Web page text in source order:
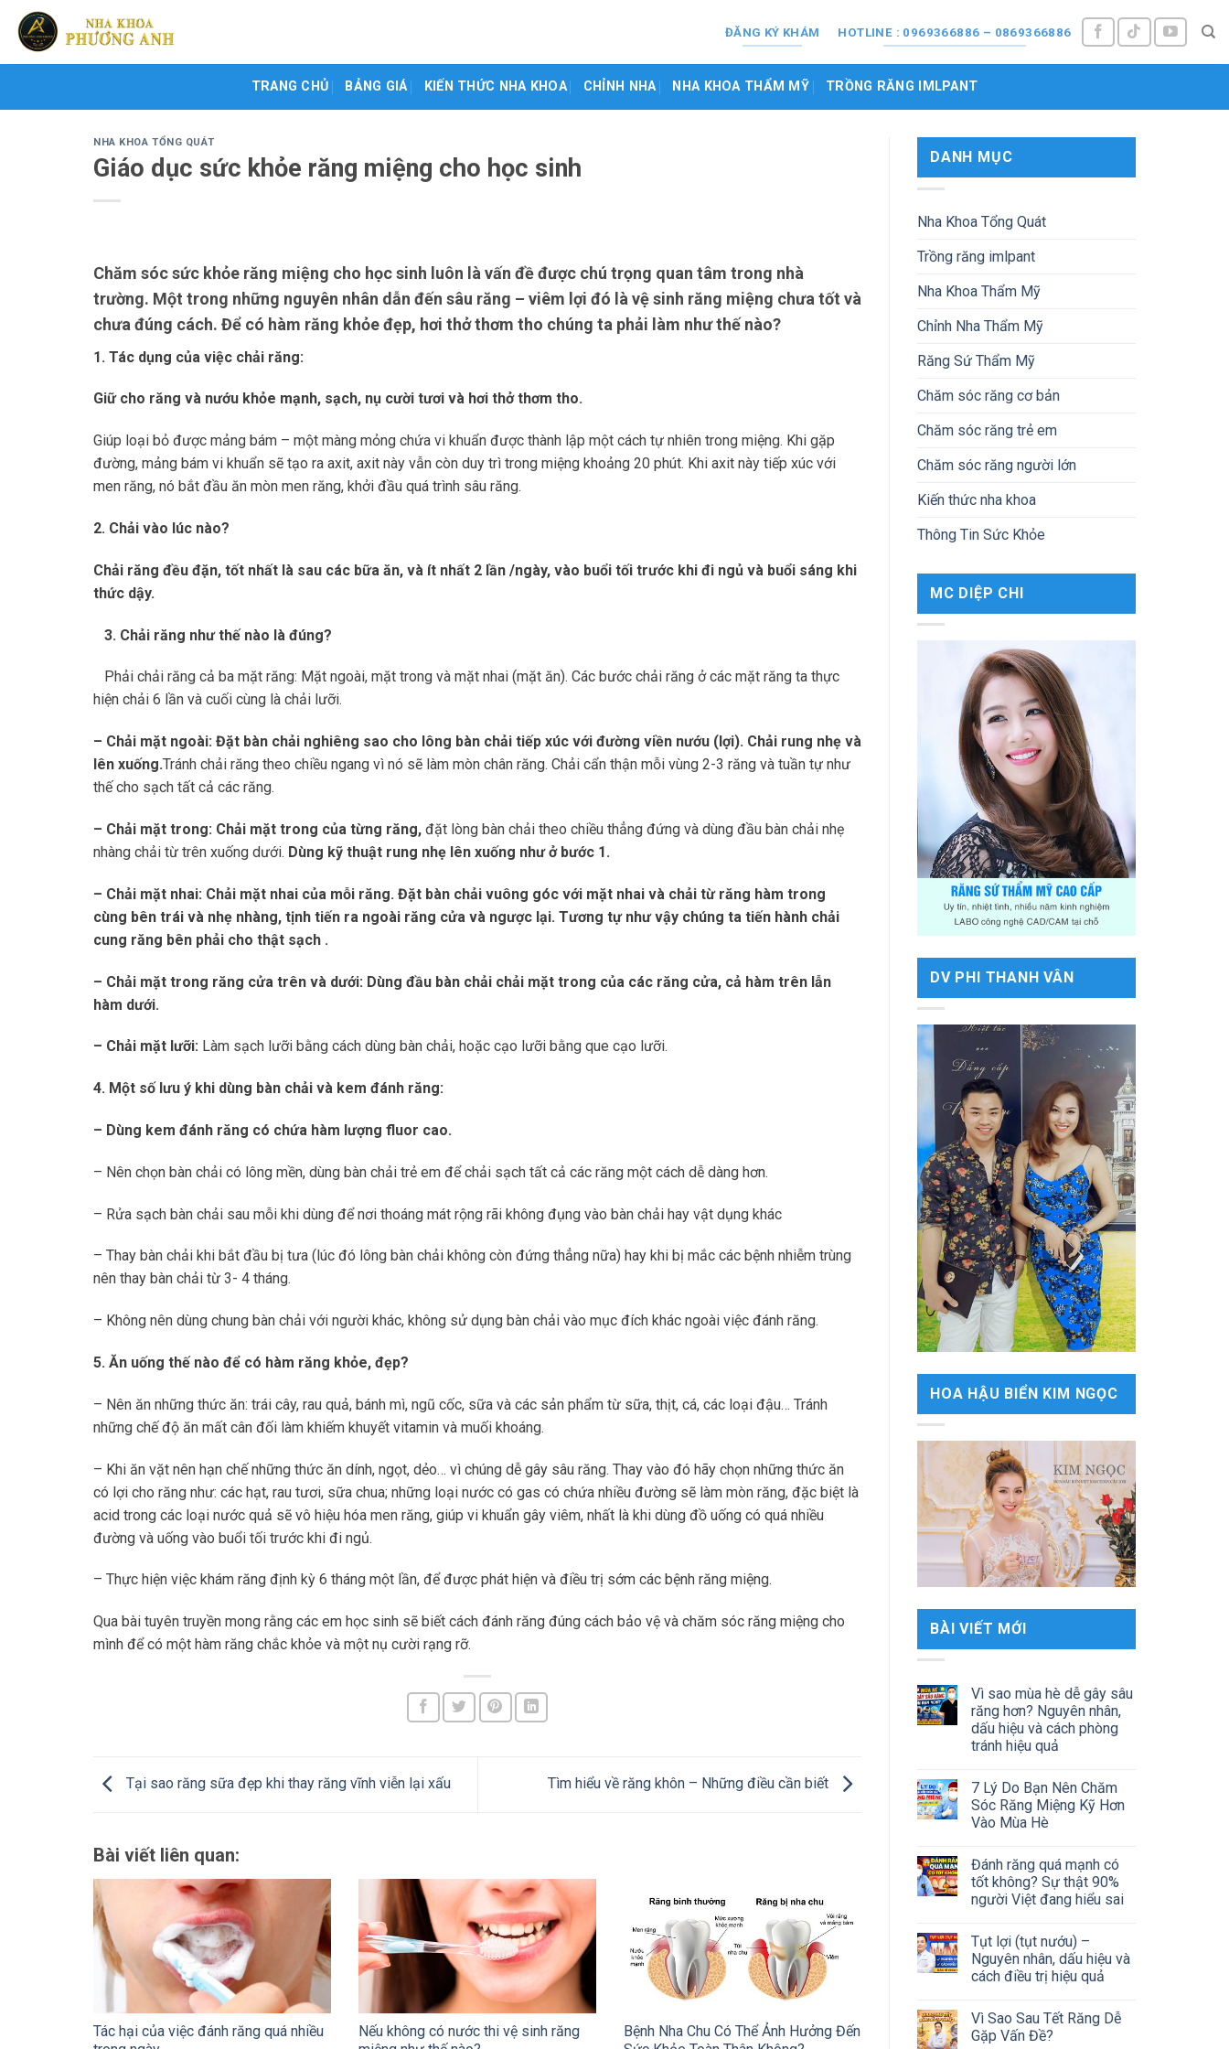
Skip
content
ĐĂNG KÝ KHÁM HOTLINE : 0969366886 – 0869366886
TRANG CHỦ BẢNG GIÁ KIẾN THỨC NHA KHOA CHỈNH NHA NHA KHOA THẨM MỸ TRỒNG RĂNG IMLPANT
NHA KHOA TỔNG QUÁT
Giáo dục sức khỏe răng miệng cho học sinh
Chăm sóc sức khỏe răng miệng cho học sinh luôn là vấn đề được chú trọng quan tâm trong nhà
trường. Một trong những nguyên nhân dẫn đến sâu răng – viêm lợi đó là vệ sinh răng miệng chưa tốt và
chưa đúng cách. Để có hàm răng khỏe đẹp, hơi thở thơm tho chúng ta phải làm như thế nào?
1. Tác dụng của việc chải răng:
Giữ cho răng và nướu khỏe mạnh, sạch, nụ cười tươi và hơi thở thơm tho.
Giúp loại bỏ được mảng bám – một màng mỏng chứa vi khuẩn được thành lập một cách tự nhiên trong miệng. Khi gặp
đường, mảng bám vi khuẩn sẽ tạo ra axit, axit này vẫn còn duy trì trong miệng khoảng 20 phút. Khi axit này tiếp xúc với
men răng, nó bắt đầu ăn mòn men răng, khởi đầu quá trình sâu răng.
2. Chải vào lúc nào?
Chải răng đều đặn, tốt nhất là sau các bữa ăn, và ít nhất 2 lần /ngày, vào buổi tối trước khi đi ngủ và buổi sáng khi
thức dậy.
3. Chải răng như thế nào là đúng?
Phải chải răng cả ba mặt răng: Mặt ngoài, mặt trong và mặt nhai (mặt ăn). Các bước chải răng ở các mặt răng ta thực
hiện chải 6 lần và cuối cùng là chải lưỡi.
– Chải mặt ngoài: Đặt bàn chải nghiêng sao cho lông bàn chải tiếp xúc với đường viền nướu (lợi). Chải rung nhẹ và
lên xuống.Tránh chải răng theo chiều ngang vì nó sẽ làm mòn chân răng. Chải cẩn thận mỗi vùng 2-3 răng và tuần tự như
thế cho sạch tất cả các răng.
– Chải mặt trong: Chải mặt trong của từng răng, đặt lòng bàn chải theo chiều thẳng đứng và dùng đầu bàn chải nhẹ
nhàng chải từ trên xuống dưới. Dùng kỹ thuật rung nhẹ lên xuống như ở bước 1.
– Chải mặt nhai: Chải mặt nhai của mỗi răng. Đặt bàn chải vuông góc với mặt nhai và chải từ răng hàm trong
cùng bên trái và nhẹ nhàng, tịnh tiến ra ngoài răng cửa và ngược lại. Tương tự như vậy chúng ta tiến hành chải
cung răng bên phải cho thật sạch .
– Chải mặt trong răng cửa trên và dưới: Dùng đầu bàn chải chải mặt trong của các răng cửa, cả hàm trên lẫn
hàm dưới.
– Chải mặt lưỡi: Làm sạch lưỡi bằng cách dùng bàn chải, hoặc cạo lưỡi bằng que cạo lưỡi.
4. Một số lưu ý khi dùng bàn chải và kem đánh răng:
– Dùng kem đánh răng có chứa hàm lượng fluor cao.
– Nên chọn bàn chải có lông mền, dùng bàn chải trẻ em để chải sạch tất cả các răng một cách dễ dàng hơn.
– Rửa sạch bàn chải sau mỗi khi dùng để nơi thoáng mát rộng rãi không đụng vào bàn chải hay vật dụng khác
– Thay bàn chải khi bắt đầu bị tưa (lúc đó lông bàn chải không còn đứng thẳng nữa) hay khi bị mắc các bệnh nhiễm trùng
nên thay bàn chải từ 3- 4 tháng.
– Không nên dùng chung bàn chải với người khác, không sử dụng bàn chải vào mục đích khác ngoài việc đánh răng.
5. Ăn uống thế nào để có hàm răng khỏe, đẹp?
– Nên ăn những thức ăn: trái cây, rau quả, bánh mì, ngũ cốc, sữa và các sản phẩm từ sữa, thịt, cá, các loại đậu… Tránh
những chế độ ăn mất cân đối làm khiếm khuyết vitamin và muối khoáng.
– Khi ăn vặt nên hạn chế những thức ăn dính, ngọt, dẻo… vì chúng dễ gây sâu răng. Thay vào đó hãy chọn những thức ăn
có lợi cho răng như: các hạt, rau tươi, sữa chua; những loại nước có gas có chứa nhiều đường sẽ làm mòn răng, đặc biệt là
acid trong các loại nước quả sẽ vô hiệu hóa men răng, giúp vi khuẩn gây viêm, nhất là khi dùng đồ uống có quá nhiều
đường và uống vào buổi tối trước khi đi ngủ.
– Thực hiện việc khám răng định kỳ 6 tháng một lần, để được phát hiện và điều trị sớm các bệnh răng miệng.
Qua bài tuyên truyền mong rằng các em học sinh sẽ biết cách đánh răng đúng cách bảo vệ và chăm sóc răng miệng cho
mình để có một hàm răng chắc khỏe và một nụ cười rạng rỡ.
Tại sao răng sữa đẹp khi thay răng vĩnh viễn lại xấu Tìm hiểu về răng khôn – Những điều cần biết
Bài viết liên quan:
Tác hại của việc đánh răng quá nhiều
Nếu không có nước thi vệ sinh răng
Bệnh Nha Chu Có Thể Ảnh Hưởng Đến
DANH MỤC
Nha Khoa Tổng Quát
Trồng răng imlpant
Nha Khoa Thẩm Mỹ
Chỉnh Nha Thẩm Mỹ
Răng Sứ Thẩm Mỹ
Chăm sóc răng cơ bản
Chăm sóc răng trẻ em
Chăm sóc răng người lớn
Kiến thức nha khoa
Thông Tin Sức Khỏe
MC DIỆP CHI
DV PHI THANH VÂN
HOA HẬU BIỂN KIM NGỌC
BÀI VIẾT MỚI
Vì sao mùa hè dễ gây sâu
răng hơn? Nguyên nhân,
dấu hiệu và cách phòng
tránh hiệu quả
7 Lý Do Bạn Nên Chăm
Sóc Răng Miệng Kỹ Hơn
Vào Mùa Hè
Đánh răng quá mạnh có
tốt không? Sự thật 90%
người Việt đang hiểu sai
Tụt lợi (tụt nướu) –
Nguyên nhân, dấu hiệu và
cách điều trị hiệu quả
Vì Sao Sau Tết Răng Dễ
Gặp Vấn Đề?